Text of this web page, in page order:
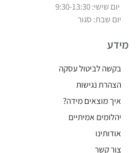
יום שישי: 9:30-13:30
יום שבת: סגור
מידע
בקשה לביטול עסקה
הצהרת נגישות
איך מוצאים מידה?
יהלומים אמיתיים
אודותינו
צור קשר